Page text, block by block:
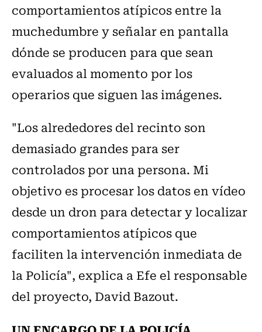
comportamientos atípicos entre la
muchedumbre y señalar en pantalla
dónde se producen para que sean
evaluados al momento por los
operarios que siguen las imágenes.
"Los alrededores del recinto son
demasiado grandes para ser
controlados por una persona. Mi
objetivo es procesar los datos en vídeo
desde un dron para detectar y localizar
comportamientos atípicos que
faciliten la intervención inmediata de
la Policía", explica a Efe el responsable
del proyecto, David Bazout.